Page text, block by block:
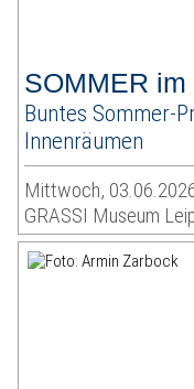
SOMMER im
Buntes Sommer-
Innenräumen
Mittwoch,
GRASSI Museum